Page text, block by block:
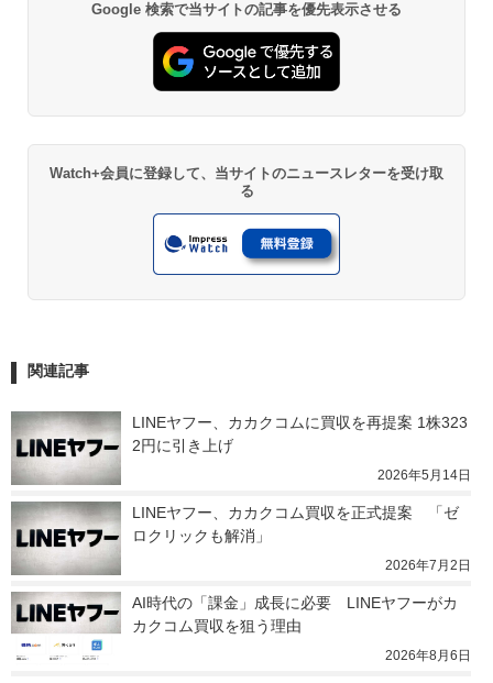
Google 検索で当サイトの記事を優先表示させる
Watch+会員に登録して、当サイトのニュースレターを受け取
る
関連記事
LINEヤフー、カカクコムに買収を再提案 1株323
2円に引き上げ
2026年5月14日
LINEヤフー、カカクコム買収を正式提案　「ゼ
ロクリックも解消」
2026年7月2日
AI時代の「課金」成長に必要　LINEヤフーがカ
カクコム買収を狙う理由
2026年8月6日